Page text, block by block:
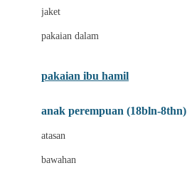
Cottonseeds
Crane
jaket
pakaian dalam
pakaian ibu hamil
anak perempuan (18bln-8thn)
atasan
bawahan